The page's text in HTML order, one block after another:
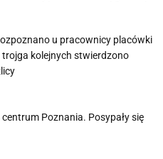
u pracownicy placówki
kolejnych stwierdzono
Poznania. Posypały się